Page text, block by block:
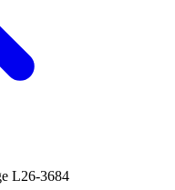
L26-3684